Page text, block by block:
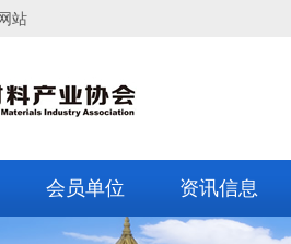
站
会员单位 资讯信息